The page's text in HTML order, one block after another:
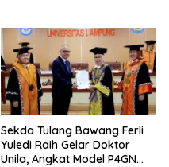
Sekda Tulang Bawang Ferli
Yuledi Raih Gelar Doktor
Unila, Angkat Model P4GN